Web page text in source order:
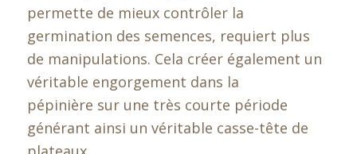
permette de mieux contrôler la
germination des semences, requiert plus
de manipulations. Cela créer également un
véritable engorgement dans la
pépinière sur une très courte période
générant ainsi un véritable casse-tête de